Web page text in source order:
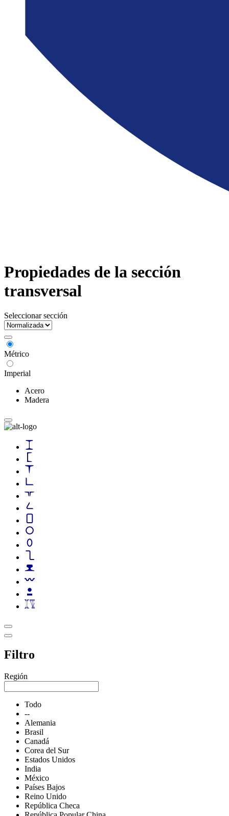
Propiedades de la sección
transversal
Seleccionar sección
Métrico
Imperial
Acero
Madera
Filtro
Región
Todo
--
Alemania
Brasil
Canadá
Corea del Sur
Estados Unidos
India
México
Países Bajos
Reino Unido
República Checa